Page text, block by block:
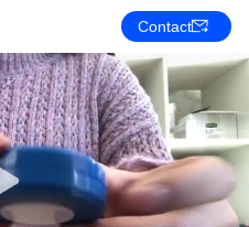
Contact